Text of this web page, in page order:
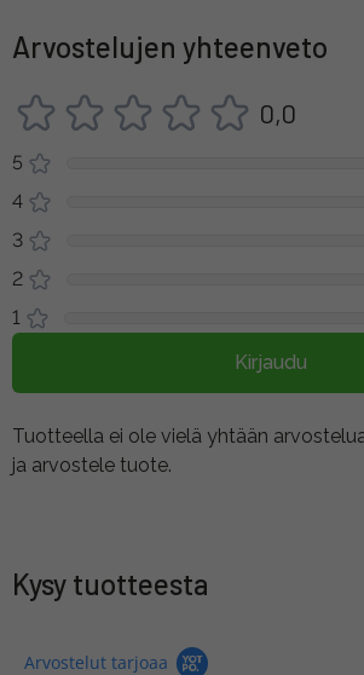
Arvostelujen yhteenveto
0,0
5
4
3
2
1
Kirjaudu
Tuotteella ei ole vielä yhtään
ja arvostele tuote.
Kysy tuotteesta
Arvostelut tarjoaa